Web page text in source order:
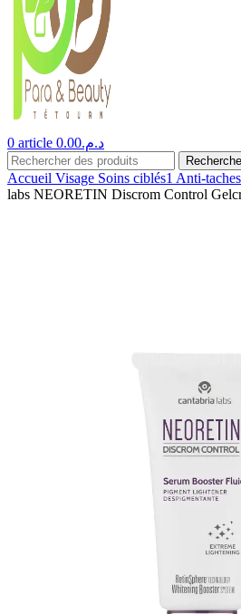
0 article د.م.0.00
Recherche
Accueil Visage Soins ciblés1 Anti-
labs NEORETIN Discrom Control